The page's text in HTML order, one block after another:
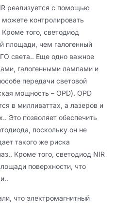
реализуется с помощью
контролировать
того, светодиод
площади, чем галогенный
света.. Еще одно важное
галогенными лампами и
передачи световой
мощность – OPD). OPD
в милливаттах, а лазеров и
Это позволяет обеспечить
поскольку он не
такого же риска
Кроме того, светодиод NIR
поверхности, что
что электромагнитный